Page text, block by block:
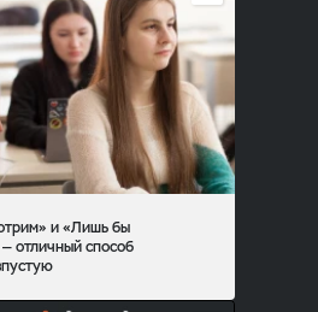
и «Лишь бы
отличный способ